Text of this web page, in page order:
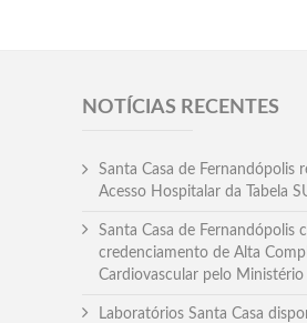
NOTÍCIAS RECENTES
Santa Casa de Fernandópolis
Acesso Hospitalar da Tabela
Santa Casa de Fernandópolis
credenciamento de Alta
Cardiovascular pelo Ministério
Laboratórios Santa Casa